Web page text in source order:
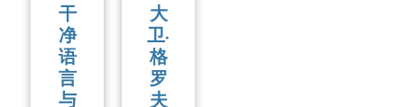
⼲
净
语
⾔
与
大
卫·
格
罗
夫